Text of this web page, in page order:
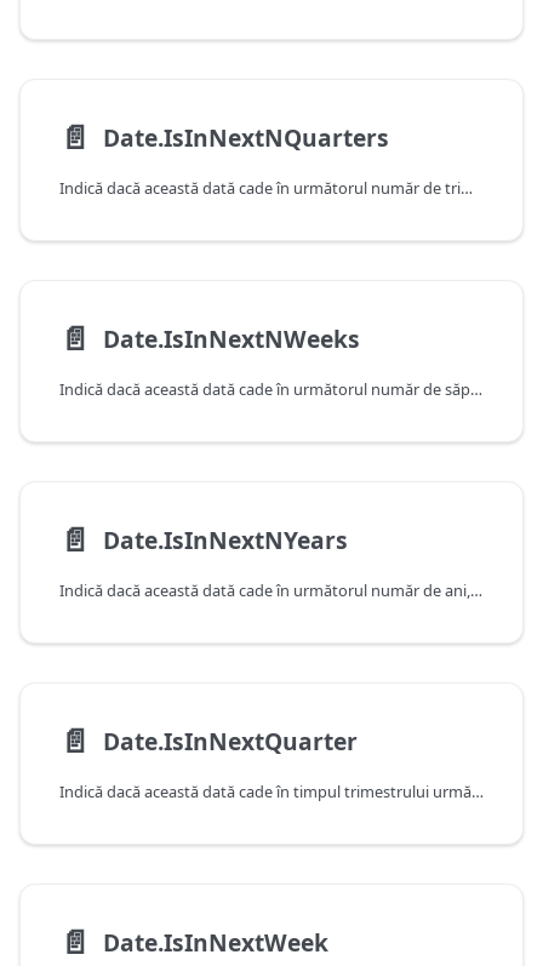
📄️ Date.IsInNextNQuarters
Indică dacă această dată cade în următorul număr de trimestre, după cum este determinat de data și ora curente ale sistemului. Rețineți că această funcție va returna false atunci când primește o valoare care cade în trimestrul curent.
📄️ Date.IsInNextNWeeks
Indică dacă această dată cade în următorul număr de săptămâni, după cum este determinat de data și ora curente ale sistemului. Rețineți că această funcție va returna false atunci când primește o valoare care cade în săptămâna curentă.
📄️ Date.IsInNextNYears
Indică dacă această dată cade în următorul număr de ani, după cum este determinat de data și ora curente ale sistemului. Rețineți că această funcție va returna false atunci când primește o valoare care cade în anul curent.
📄️ Date.IsInNextQuarter
Indică dacă această dată cade în timpul trimestrului următor, după cum este determinat de data și ora curente ale sistemului. Rețineți că această funcție va returna false atunci când primește o valoare care cade în trimestrul curent.
📄️ Date.IsInNextWeek